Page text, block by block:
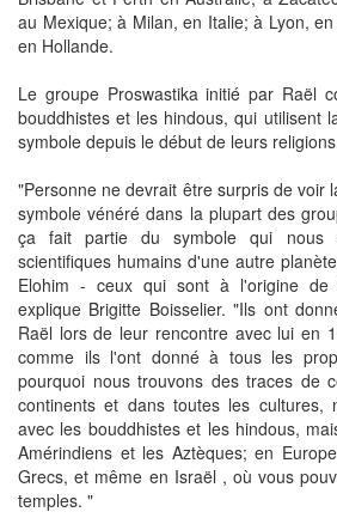
au Mexique; à Milan, en Italie; à Lyon,
en Hollande.
Le groupe Proswastika initié par Raël
bouddhistes et les hindous, qui utilisent
symbole depuis le début de leurs
"Personne ne devrait être surpris de voir
symbole vénéré dans la plupart des
ça fait partie du symbole qui
scientifiques humains d'une autre
Elohim - ceux qui sont à l'origine de
explique Brigitte Boisselier. "Ils ont
Raël lors de leur rencontre avec lui en
comme ils l'ont donné à tous les
pourquoi nous trouvons des traces de
continents et dans toutes les cultures,
avec les bouddhistes et les hindous,
Amérindiens et les Aztèques; en
Grecs, et même en Israël , où vous
temples. "